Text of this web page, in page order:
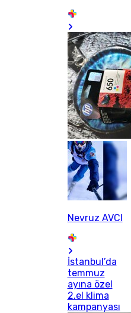
Nevruz AVCI
İstanbul’da
temmuz
ayına özel
2.el klima
kampanyası